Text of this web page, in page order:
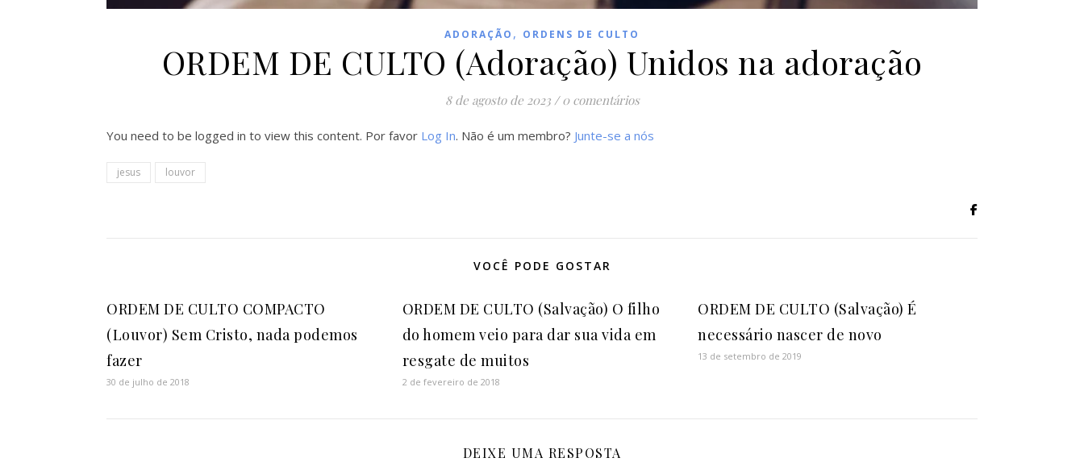
ADORAÇÃO , ORDENS DE CULTO
ORDEM DE CULTO (Adoração) Unidos na adoração
8 de agosto de 2023 / 0 comentários
You need to be logged in to view this content. Por favor Log In. Não é um membro? Junte-se a nós
jesus louvor
VOCÊ PODE GOSTAR
ORDEM DE CULTO COMPACTO
(Louvor) Sem Cristo, nada podemos
fazer
30 de julho de 2018
ORDEM DE CULTO (Salvação) O filho
do homem veio para dar sua vida em
resgate de muitos
2 de fevereiro de 2018
ORDEM DE CULTO (Salvação) É
necessário nascer de novo
13 de setembro de 2019
DEIXE UMA RESPOSTA